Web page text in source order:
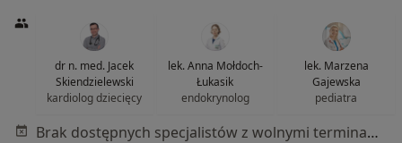
dr n. med. Jacek
Skiendzielewski
kardiolog dziecięcy
lek. Anna Mołdoch-
Łukasik
endokrynolog
lek. Marzena
Gajewska
pediatra
Brak dostępnych specjalistów z wolnymi terminami w tym centrum medycznym.